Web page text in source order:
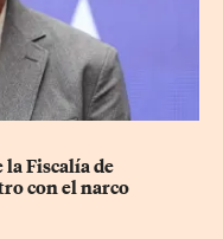
la Fiscalía de
con el narco